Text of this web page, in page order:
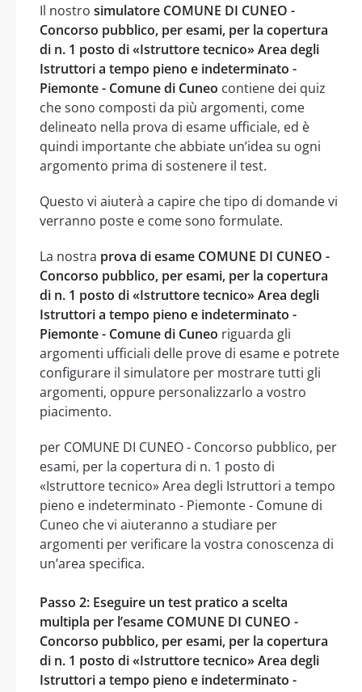
Il nostro simulatore COMUNE DI CUNEO -
Concorso pubblico, per esami, per la copertura
di n. 1 posto di «Istruttore tecnico» Area degli
Istruttori a tempo pieno e indeterminato -
Piemonte - Comune di Cuneo contiene dei quiz
che sono composti da più argomenti, come
delineato nella prova di esame ufficiale, ed è
quindi importante che abbiate un’idea su ogni
argomento prima di sostenere il test.
Questo vi aiuterà a capire che tipo di domande vi
verranno poste e come sono formulate.
La nostra prova di esame COMUNE DI CUNEO -
Concorso pubblico, per esami, per la copertura
di n. 1 posto di «Istruttore tecnico» Area degli
Istruttori a tempo pieno e indeterminato -
Piemonte - Comune di Cuneo riguarda gli
argomenti ufficiali delle prove di esame e potrete
configurare il simulatore per mostrare tutti gli
argomenti, oppure personalizzarlo a vostro
piacimento.
per COMUNE DI CUNEO - Concorso pubblico, per
esami, per la copertura di n. 1 posto di
«Istruttore tecnico» Area degli Istruttori a tempo
pieno e indeterminato - Piemonte - Comune di
Cuneo che vi aiuteranno a studiare per
argomenti per verificare la vostra conoscenza di
un’area specifica.
Passo 2: Eseguire un test pratico a scelta
multipla per l’esame COMUNE DI CUNEO -
Concorso pubblico, per esami, per la copertura
di n. 1 posto di «Istruttore tecnico» Area degli
Istruttori a tempo pieno e indeterminato -